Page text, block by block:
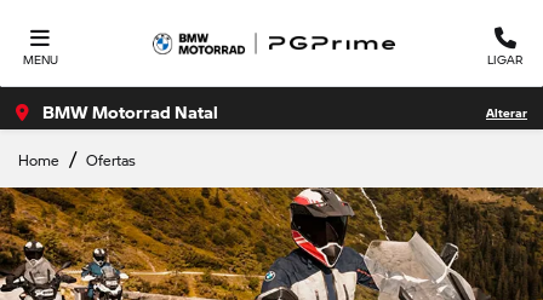
MENU LIGAR
BMW Motorrad Natal Alterar
Home Ofertas